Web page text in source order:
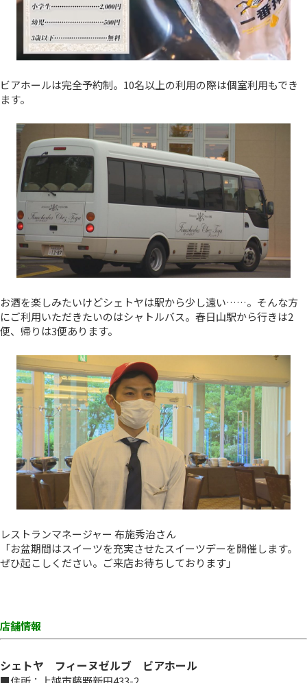
ビアホールは完全予約制。10名以上の利用の際は個室利用もでき
ます。
お酒を楽しみたいけどシェトヤは駅から少し遠い……。そんな方
にご利用いただきたいのはシャトルバス。春日山駅から行きは2
便、帰りは3便あります。
レストランマネージャー 布施秀治さん
「お盆期間はスイーツを充実させたスイーツデーを開催します。
ぜひ起こしください。ご来店お待ちしております」
店舗情報
シェトヤ フィーヌゼルブ ビアホール